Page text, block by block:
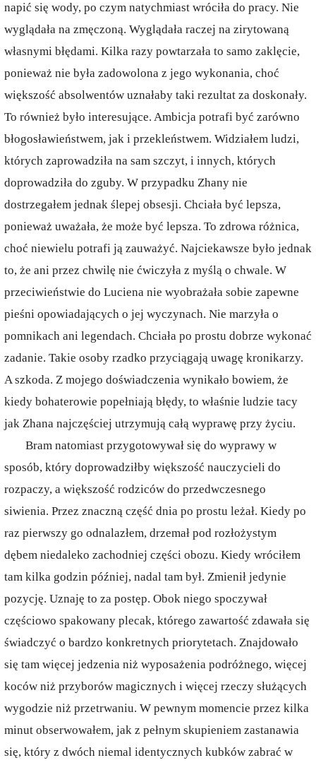
napić się wody, po czym natychmiast wróciła do pracy. Nie
wyglądała na zmęczoną. Wyglądała raczej na zirytowaną
własnymi błędami. Kilka razy powtarzała to samo zaklęcie,
ponieważ nie była zadowolona z jego wykonania, choć
większość absolwentów uznałaby taki rezultat za doskonały.
To również było interesujące. Ambicja potrafi być zarówno
błogosławieństwem, jak i przekleństwem. Widziałem ludzi,
których zaprowadziła na sam szczyt, i innych, których
doprowadziła do zguby. W przypadku Zhany nie
dostrzegałem jednak ślepej obsesji. Chciała być lepsza,
ponieważ uważała, że może być lepsza. To zdrowa różnica,
choć niewielu potrafi ją zauważyć. Najciekawsze było jednak
to, że ani przez chwilę nie ćwiczyła z myślą o chwale. W
przeciwieństwie do Luciena nie wyobrażała sobie zapewne
pieśni opowiadających o jej wyczynach. Nie marzyła o
pomnikach ani legendach. Chciała po prostu dobrze wykonać
zadanie. Takie osoby rzadko przyciągają uwagę kronikarzy.
A szkoda. Z mojego doświadczenia wynikało bowiem, że
kiedy bohaterowie popełniają błędy, to właśnie ludzie tacy
jak Zhana najczęściej utrzymują całą wyprawę przy życiu.
Bram natomiast przygotowywał się do wyprawy w
sposób, który doprowadziłby większość nauczycieli do
rozpaczy, a większość rodziców do przedwczesnego
siwienia. Przez znaczną część dnia po prostu leżał. Kiedy po
raz pierwszy go odnalazłem, drzemał pod rozłożystym
dębem niedaleko zachodniej części obozu. Kiedy wróciłem
tam kilka godzin później, nadal tam był. Zmienił jedynie
pozycję. Uznaję to za postęp. Obok niego spoczywał
częściowo spakowany plecak, którego zawartość zdawała się
świadczyć o bardzo konkretnych priorytetach. Znajdowało
się tam więcej jedzenia niż wyposażenia podróżnego, więcej
koców niż przyborów magicznych i więcej rzeczy służących
wygodzie niż przetrwaniu. W pewnym momencie przez kilka
minut obserwowałem, jak z pełnym skupieniem zastanawia
się, który z dwóch niemal identycznych kubków zabrać w